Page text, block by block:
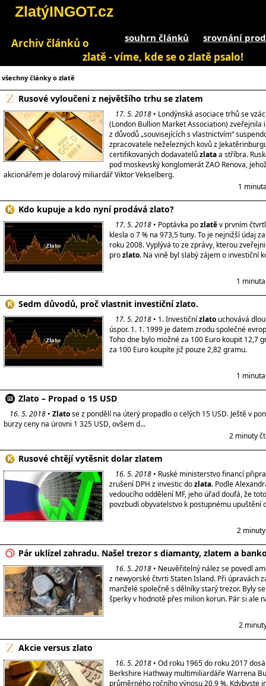
ZlatýINGOT.cz
souhrn článků srovnání
Archiv článků o
zlatě - víme, kde se o zlatě psalo!
všechny články o zlatě
Rusové vyloučeni z největšího trhu se zlatem
17. 5. 2018 • Londýnská asociace trhů se
(London Bullion Market Association) zveřejnila
z důvodů „souvisejících s vlastnictvím“
zpracovatele neželezných kovů z
certifikovaných dodavatelůzlataa stříbra.
pod moskevský konglomerát ZAO Renova,
akcionářem je dolarový miliardář Viktor Vekselberg.
1
Kdo kupuje a kdo nyní prodává zlato?
17. 5. 2018 • Poptávka pozlatěv prvním
klesla o 7 % na 973,5 tuny. To je nejnižší údaj
roku 2008. Vyplývá to ze zprávy, kterou
prozlato. Na vině byl slabý zájem o investiční
1
Sedm důvodů, proč vlastnit investiční zlato.
17. 5. 2018 • 1. Investičnízlato uchovává
úspor. 1. 1. 1999 je datem zrodu společné
Toho dne bylo možné za 100 Euro koupit 12,7
za 100 Euro koupíte již pouze 2,82 gramu.
1
Zlato – Propad o 15 USD
16. 5. 2018 • Zlatose z pondělí na úterý propadlo o celých 15 USD. Ještě v
burzy ceny na úrovni 1 325 USD, ovšem d...
2 minuty
Rusové chtějí vytěsnit dolar zlatem
16. 5. 2018 • Ruské ministerstvo financí
zrušení DPH z investic dozlata. Podle
vedoucího oddělení MF, jeho úřad doufá, že
povzbudí obyvatelstvo k postupnému upuštění
2
Pár uklízel zahradu. Našel trezor s diamanty, zlatem a
16. 5. 2018 • Neuvěřitelný nález se povedl
z newyorské čtvrti Staten Island. Při úpravách
manželé společně s dělníky starý trezor. Byly
šperky v hodnotě přes milion korun. Pár si ale
2
Akcie versus zlato
16. 5. 2018 • Od roku 1965 do roku 2017
Berkshire Hathway multimiliardáře Warrena
průměrného ročního výnosu 20,9 %. Kdybyste